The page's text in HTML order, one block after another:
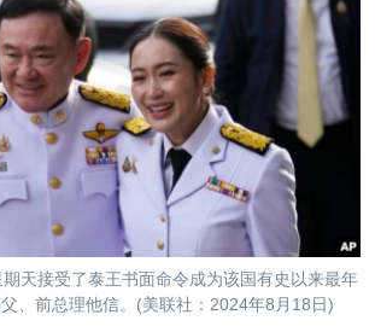
天接受了泰王书面命令成为该国有史以来最年
、前总理他信。(美联社：2024年8月18日)